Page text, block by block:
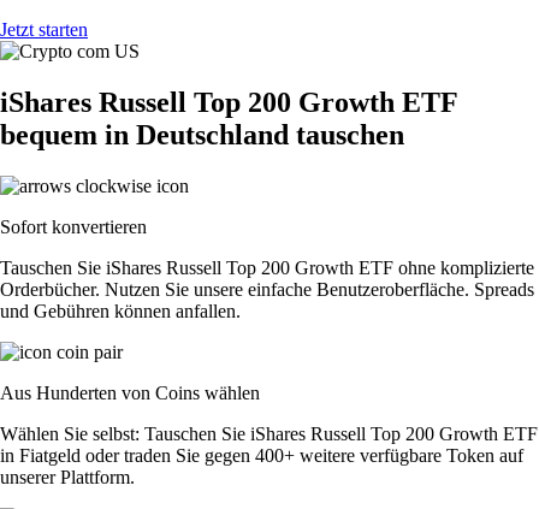
Jetzt starten
iShares Russell Top 200 Growth ETF
bequem in Deutschland tauschen
Sofort konvertieren
Tauschen Sie iShares Russell Top 200 Growth ETF ohne komplizierte
Orderbücher. Nutzen Sie unsere einfache Benutzeroberfläche. Spreads
und Gebühren können anfallen.
Aus Hunderten von Coins wählen
Wählen Sie selbst: Tauschen Sie iShares Russell Top 200 Growth ETF
in Fiatgeld oder traden Sie gegen 400+ weitere verfügbare Token auf
unserer Plattform.